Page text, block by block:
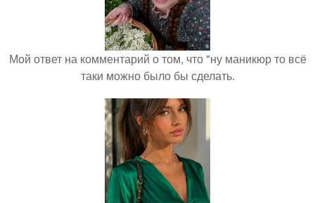
Мой ответ на комментарий о том, что "ну маникюр то всё
таки можно было бы сделать.